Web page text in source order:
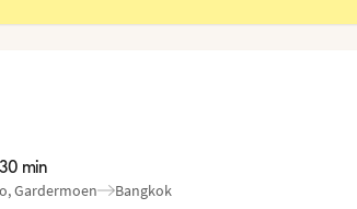
30 min
: Gardermoen Bangkok